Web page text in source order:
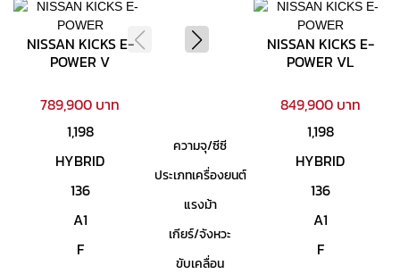
NISSAN KICKS E-
POWER V
789,900 บาท
1,198
HYBRID
136
A1
F
NISSAN KICKS E-
POWER VL
849,900 บาท
1,198
HYBRID
136
A1
F
ความจุ/ซีซี
ประเภทเครื่องยนต์
แรงม้า
เกียร์/จังหวะ
ขับเคลื่อน